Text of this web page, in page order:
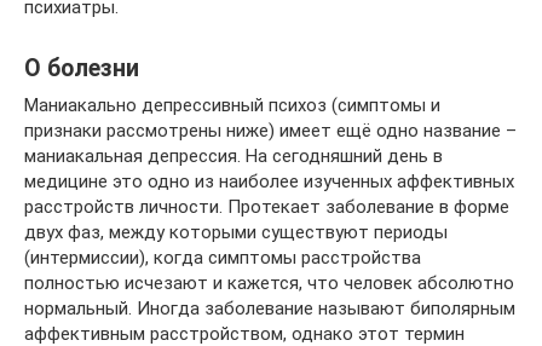
психиатры.
О болезни
Маниакально депрессивный психоз (симптомы и
признаки рассмотрены ниже) имеет ещё одно название –
маниакальная депрессия. На сегодняшний день в
медицине это одно из наиболее изученных аффективных
расстройств личности. Протекает заболевание в форме
двух фаз, между которыми существуют периоды
(интермиссии), когда симптомы расстройства
полностью исчезают и кажется, что человек абсолютно
нормальный. Иногда заболевание называют биполярным
аффективным расстройством, однако этот термин